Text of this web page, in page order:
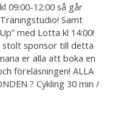
09:00-12:00 så går
Samt
med Lotta kl 14:00!
stolt sponsor till detta
er alla att boka en
föreläsningen! ALLA
? Cykling 30 min /